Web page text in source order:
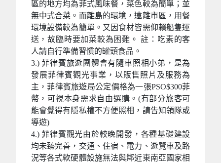
區的地方均為菲式風味餐，菜色較為簡單；並
無中式合菜。而離島的環境，遠離市區，用餐
環境設備較為簡單。又因食材皆需仰賴船隻運
送，故臨時要加菜較為困難。 註：吃素的客
人請自行準備習慣的罐頭食品。
3.) 菲律賓旅遊團體會有隨車照相小弟，是為
發展菲律賓觀光事業，以販售照片及服務為
主，菲律賓旅遊局公定價格為一張PSO$300菲
幣，可視本身需求自由選購。(有部分旅客可
能會覺得有隱私權不方便照相，請告知領隊或
導遊)
4.) 菲律賓觀光由於較晚開發，各種基礎建設
均未臻完善，交通、住宿、電力、遊覽車及路
況等各式軟硬體設施無法與鄰近東南亞國家相